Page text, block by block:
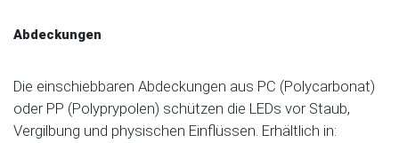
Abdeckungen
Die einschiebbaren Abdeckungen aus PC (Polycarbonat)
oder PP (Polyprypolen) schützen die LEDs vor Staub,
Vergilbung und physischen Einflüssen. Erhältlich in: